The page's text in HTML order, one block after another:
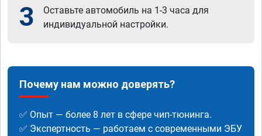
3
Оставьте автомобиль на 1-3 часа для
индивидуальной настройки.
Почему нам можно доверять?
✅ Опыт — более 8 лет в сфере чип-тюнинга.
✅ Экспертность — работаем с современными ЭБУ